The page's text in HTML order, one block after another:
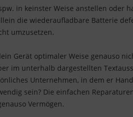
in keinster Weise anstellen oder
die wiederaufladbare Batterie
umzusetzen.
Gerät optimaler Weise genauso
im unterhalb dargestellten
Unternehmen, in dem er
sein? Die einfachen
Vermögen.